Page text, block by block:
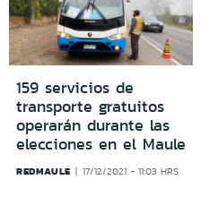
159 servicios de
transporte gratuitos
operarán durante las
elecciones en el Maule
REDMAULE 17/12/2021 - 11:03 HRS